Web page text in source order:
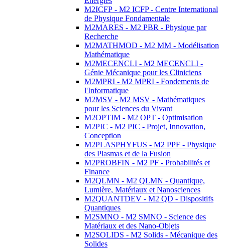
M2ICFP - M2 ICFP - Centre International
de Physique Fondamentale
M2MARES - M2 PBR - Physique par
Recherche
M2MATHMOD - M2 MM - Modélisation
Mathématique
M2MECENCLI - M2 MECENCLI -
Génie Mécanique pour les Cliniciens
M2MPRI - M2 MPRI - Fondements de
l'Informatique
M2MSV - M2 MSV - Mathématiques
pour les Sciences du Vivant
M2OPTIM - M2 OPT - Optimisation
M2PIC - M2 PIC - Projet, Innovation,
Conception
M2PLASPHYFUS - M2 PPF - Physique
des Plasmas et de la Fusion
M2PROBFIN - M2 PF - Probabilités et
Finance
M2QLMN - M2 QLMN - Quantique,
Lumière, Matériaux et Nanosciences
M2QUANTDEV - M2 QD - Dispositifs
Quantiques
M2SMNO - M2 SMNO - Science des
Matériaux et des Nano-Objets
M2SOLIDS - M2 Solids - Mécanique des
Solides